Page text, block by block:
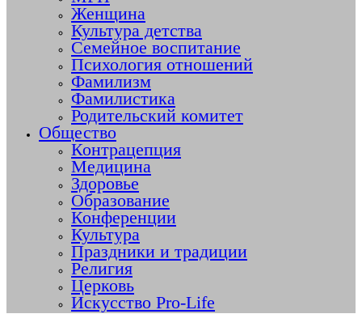
Женщина
Культура детства
Семейное воспитание
Психология отношений
Фамилизм
Фамилистика
Родительский комитет
Общество
Контрацепция
Медицина
Здоровье
Образование
Конференции
Культура
Праздники и традиции
Религия
Церковь
Искусство Pro-Life